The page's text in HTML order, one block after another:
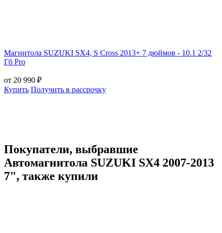
Магнитола SUZUKI SX4, S Cross 2013+ 7 дюймов - 10.1 2/32
Гб Pro
от 20 990 ₽
Купить Получить в рассрочку
Покупатели, выбравшие
Автомагнитола SUZUKI SX4 2007-2013
7", также купили